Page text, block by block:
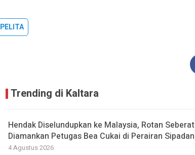
PELITA
Trending di Kaltara
Hendak Diselundupkan ke Malaysia, Rotan
Diamankan Petugas Bea Cukai di Perairan Sipadan
4 Agustus 2026